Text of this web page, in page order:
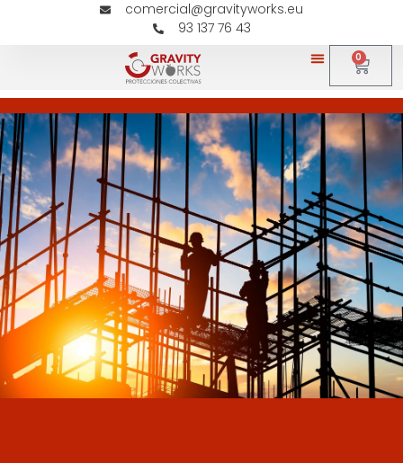
comercial@gravityworks.eu
93 137 76 43
0